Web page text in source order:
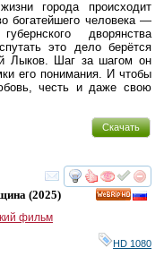
города происходит
богатейшего человека —
дворянства
это дело берётся
Лыков. Шаг за шагом он
его понимания. И чтобы
честь и даже свою
Скачать
смотреть
(2025)
фильм
HD 1080